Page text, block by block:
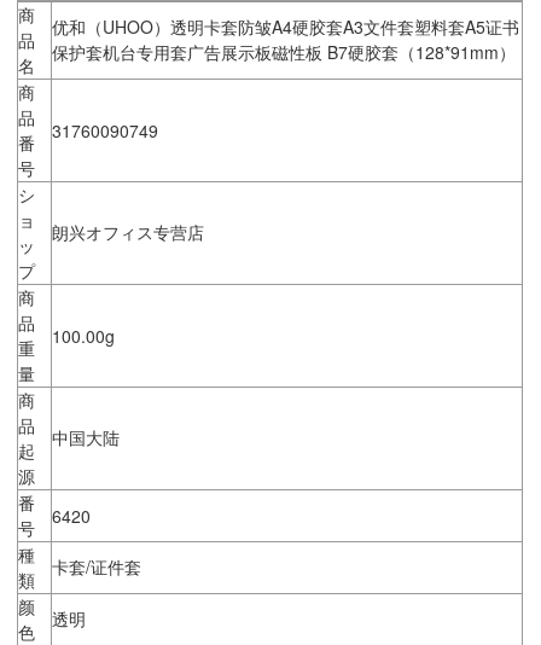
商
品
名
优和（UHOO）透明卡套防皱A4硬胶套A3文件套塑料套A5证书
保护套机台专用套广告展示板磁性板 B7硬胶套（128*91mm）
商
品
番
号
31760090749
シ
ョ
ッ
プ
朗兴オフィス专营店
商
品
重
量
100.00g
商
品
起
源
中国大陆
番
号
6420
種
類
卡套/证件套
颜
色
透明